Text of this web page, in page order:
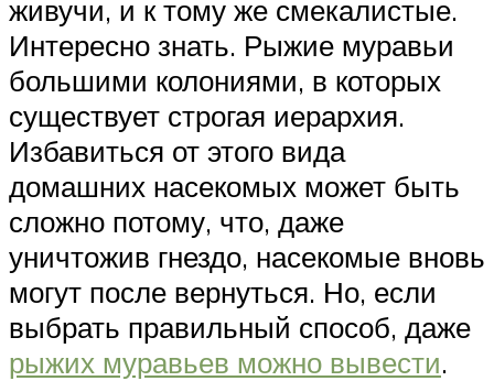
живучи, и к тому же смекалистые.
Интересно знать. Рыжие муравьи
большими колониями, в которых
существует строгая иерархия.
Избавиться от этого вида
домашних насекомых может быть
сложно потому, что, даже
уничтожив гнездо, насекомые вновь
могут после вернуться. Но, если
выбрать правильный способ, даже
рыжих муравьев можно вывести.